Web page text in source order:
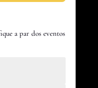
a par dos eventos